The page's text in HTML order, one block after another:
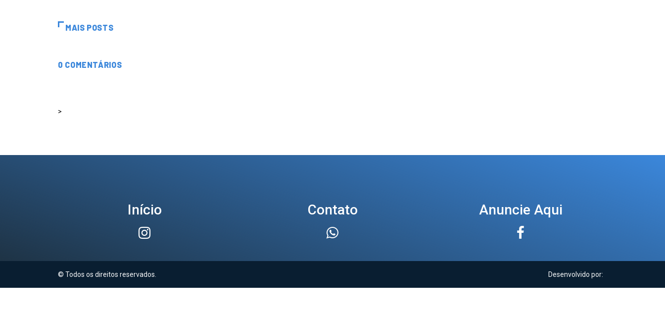
MAIS POSTS
0 COMENTÁRIOS
>
Início Contato Anuncie Aqui
© Todos os direitos reservados. Desenvolvido por: